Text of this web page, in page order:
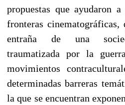
propuestas que ayudaron
fronteras cinematográficas,
entraña de una
traumatizada por la
movimientos
determinadas barreras
la que se encuentran